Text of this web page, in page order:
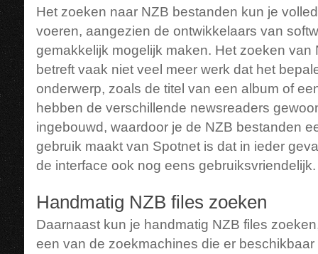
Het zoeken naar NZB bestanden kun je
voeren, aangezien de ontwikkelaars van
gemakkelijk mogelijk maken. Het zoeken van
betreft vaak niet veel meer werk dat het
onderwerp, zoals de titel van een album of
hebben de verschillende newsreaders
ingebouwd, waardoor je de NZB bestanden
gebruik maakt van Spotnet is dat in ieder
de interface ook nog eens gebruiksvriendelijk.
Handmatig NZB files zoeken
Daarnaast kun je handmatig NZB files
een van de zoekmachines die er